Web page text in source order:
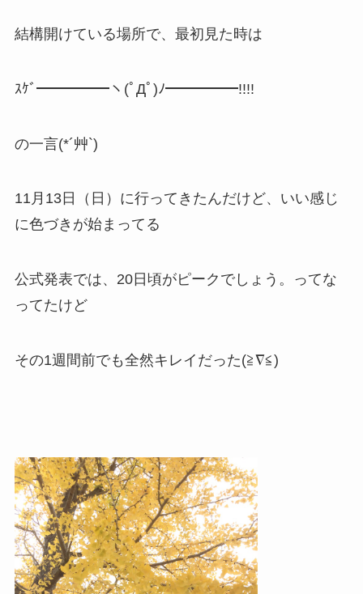
結構開けている場所で、最初見た時は
ｽｹﾞ━━━━━ヽ(ﾟДﾟ)ﾉ━━━━━!!!!
の一言(*´艸`)
11月13日（日）に行ってきたんだけど、いい感じ
に色づきが始まってる
公式発表では、20日頃がピークでしょう。ってな
ってたけど
その1週間前でも全然キレイだった(≧∇≦)